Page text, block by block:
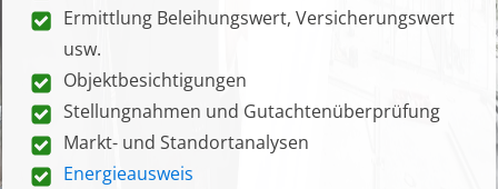
Ermittlung Beleihungswert, Versicherungswert
usw.
Objektbesichtigungen
Stellungnahmen und Gutachtenüberprüfung
Markt- und Standortanalysen
Energieausweis